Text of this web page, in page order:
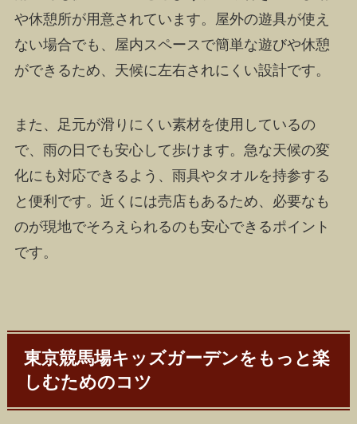
や休憩所が用意されています。屋外の遊具が使え
ない場合でも、屋内スペースで簡単な遊びや休憩
ができるため、天候に左右されにくい設計です。
また、足元が滑りにくい素材を使用しているの
で、雨の日でも安心して歩けます。急な天候の変
化にも対応できるよう、雨具やタオルを持参する
と便利です。近くには売店もあるため、必要なも
のが現地でそろえられるのも安心できるポイント
です。
東京競馬場キッズガーデンをもっと楽
しむためのコツ